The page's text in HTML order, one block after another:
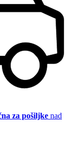
za pošiljke nad